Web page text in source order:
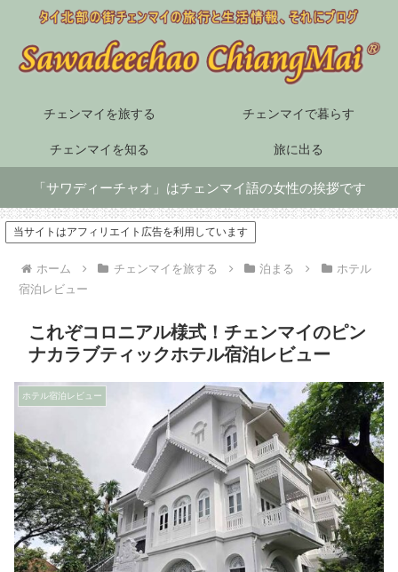
チェンマイを旅する チェンマイで暮らす
チェンマイを知る 旅に出る
「サワディーチャオ」はチェンマイ語の女性の挨拶です
当サイトはアフィリエイト広告を利用しています
ホーム チェンマイを旅する 泊まる
ホテル
宿泊レビュー
これぞコロニアル様式！チェンマイのピン
ナカラブティックホテル宿泊レビュー
ホテル宿泊レビュー